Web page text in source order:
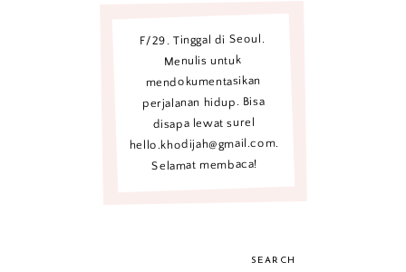
F/29. Tinggal di Seoul.
Menulis untuk
mendokumentasikan
perjalanan hidup. Bisa
disapa lewat surel
hello.khodijah@gmail.com.
Selamat membaca!
SEARCH